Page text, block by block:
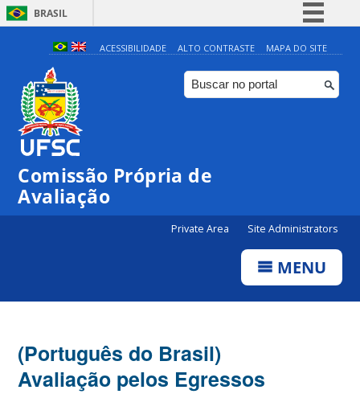
BRASIL
Simplifique!
Comunica BR
Participe
ACESSIBILIDADE ALTO CONTRASTE MAPA DO SITE
Comissão Própria de
Avaliação
Private Area Site Administrators
MENU
(Português do Brasil)
Avaliação pelos Egressos